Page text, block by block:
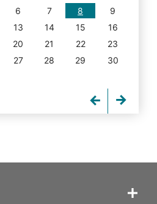
6 7 8
9
13 14 15
16
20 21 22
23
27 28 29
30